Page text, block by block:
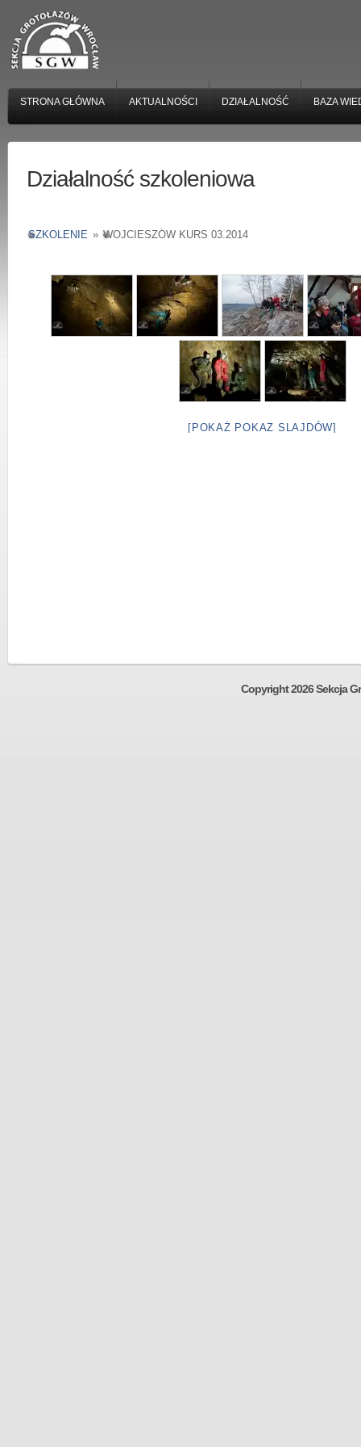
STRONA GŁÓWNA AKTUALNOŚCI DZIAŁALNOŚĆ BAZA
Działalność szkoleniowa
SZKOLENIE » WOJCIESZÓW KURS 03.2014
[POKAŻ POKAZ SLAJDÓW]
Copyright 2026 Sekcja